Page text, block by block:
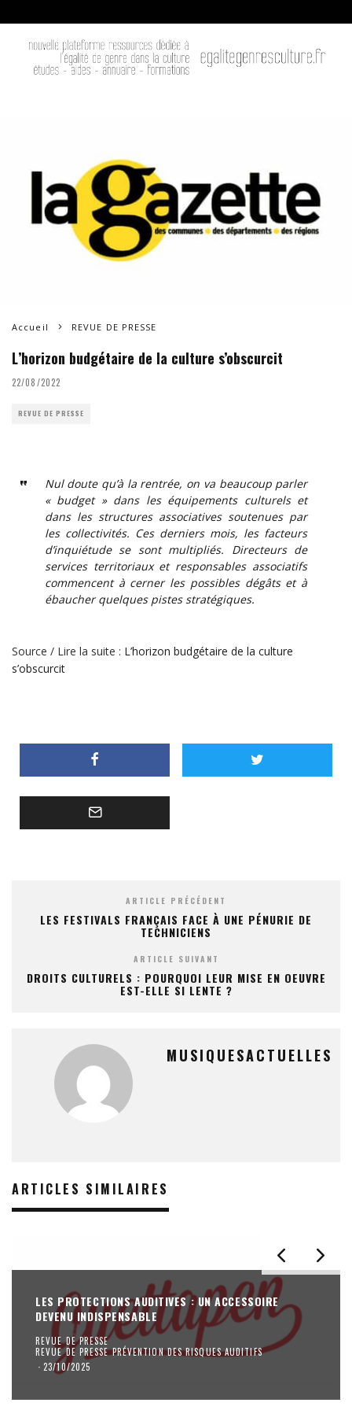
Accueil REVUE DE PRESSE
L’horizon budgétaire de la culture s’obscurcit
22/08/2022
REVUE DE PRESSE
Nul doute qu’à la rentrée, on va beaucoup parler
« budget » dans les équipements culturels et
dans les structures associatives soutenues par
les collectivités. Ces derniers mois, les facteurs
d’inquiétude se sont multipliés. Directeurs de
services territoriaux et responsables associatifs
commencent à cerner les possibles dégâts et à
ébaucher quelques pistes stratégiques.
Source / Lire la suite : L’horizon budgétaire de la culture
s’obscurcit
ARTICLE PRÉCÉDENT
LES FESTIVALS FRANÇAIS FACE À UNE PÉNURIE DE
TECHNICIENS
ARTICLE SUIVANT
DROITS CULTURELS : POURQUOI LEUR MISE EN OEUVRE
EST-ELLE SI LENTE ?
MUSIQUESACTUELLES
ARTICLES SIMILAIRES
LES PROTECTIONS AUDITIVES : UN ACCESSOIRE
DEVENU INDISPENSABLE
REVUE DE PRESSE
REVUE DE PRESSE PRÉVENTION DES RISQUES AUDITIFS
· 23/10/2025